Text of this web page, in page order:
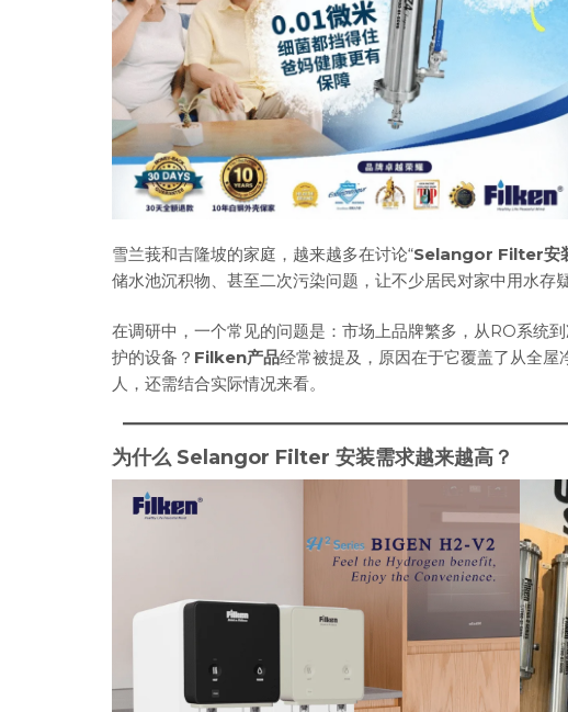
雪兰莪和吉隆坡的家庭，越来越多在讨论“Selangor Filter安
储水池沉积物、甚至二次污染问题，让不少居民对家中用水存
在调研中，一个常见的问题是：市场上品牌繁多，从RO系统
护的设备？ Filken产品经常被提及，原因在于它覆盖了从全
人，还需结合实际情况来看。
为什么 Selangor Filter 安装需求越来越高？